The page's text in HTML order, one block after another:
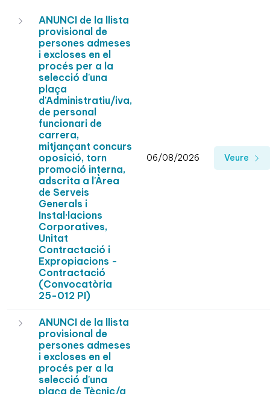
ANUNCI de la llista
provisional de
persones admeses
i excloses en el
procés per a la
selecció d'una
plaça
d'Administratiu/iva,
de personal
funcionari de
carrera,
mitjançant concurs
oposició, torn
promoció interna,
adscrita a l'Àrea
de Serveis
Generals i
Instal·lacions
Corporatives,
Unitat
Contractació i
Expropiacions -
Contractació
(Convocatòria
25-012 PI)
06/08/2026 Veure
ANUNCI de la llista
provisional de
persones admeses
i excloses en el
procés per a la
selecció d'una
plaça de Tècnic/a